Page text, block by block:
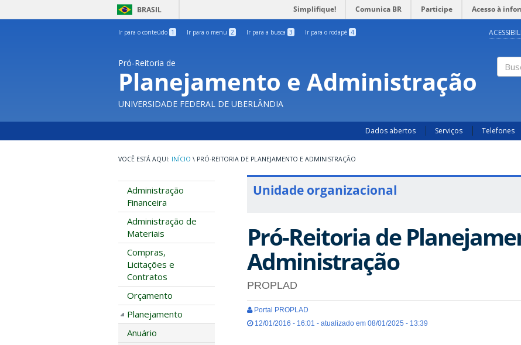
BRASIL Simplifique! Comunica BR Participe Acesso à
Ir para o conteúdo 1 Ir para o menu 2 Ir para a busca 3 Ir para o rodapé 4
Pró-Reitoria de
Planejamento e Administração
UNIVERSIDADE FEDERAL DE UBERLÂNDIA
Dados abertos Serviços Telefones
INÍCIO \ PRÓ-REITORIA DE PLANEJAMENTO E ADMINISTRAÇÃO
Administração
Financeira
Administração de
Materiais
Compras,
Licitações e
Contratos
Orçamento
Planejamento
Anuário
Unidade organizacional
Pró-Reitoria de
Administração
PROPLAD
Portal PROPLAD
12/01/2016 - 16:01 - atualizado em 08/01/2025 - 13:39